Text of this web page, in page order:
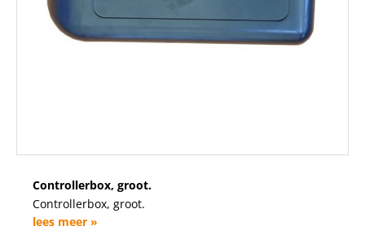
Controllerbox, groot.
Controllerbox, groot.
lees meer »